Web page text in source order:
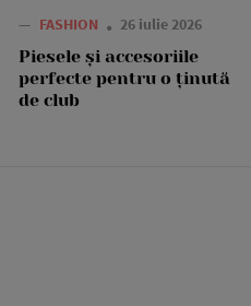
— FASHION 26 iulie 2026
Piesele și accesoriile
perfecte pentru o ținută
de club